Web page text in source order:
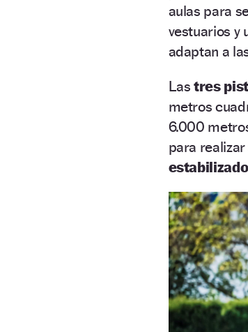
aulas para
vestuarios y
adaptan a
Lastres
metros
6.000
para realizar